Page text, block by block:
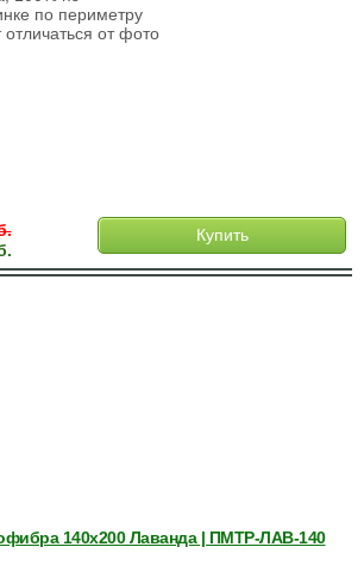
по периметру
от фото
Купить
140х200 Лаванда | ПМТР-ЛАВ-140